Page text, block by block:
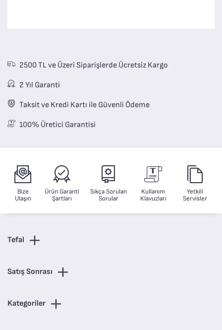
2500 TL ve Üzeri Siparişlerde Ücretsiz Kargo
2 Yıl Garanti
Taksit ve Kredi Kartı ile Güvenli Ödeme
100% Üretici Garantisi
Bize
Ulaşın
Ürün Garanti
Şartları
Sıkça Sorulan
Sorular
Kullanım
Klavuzları
Yetkili
Servisler
Tefal
Satış Sonrası
Kategoriler